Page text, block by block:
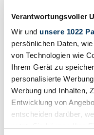
Verantwortungsvoller
Wir und unsere 1022
persönlichen Daten,
von Technologien wie
Ihrem Gerät zu
personalisierte
Werbung und Inhalten,
Entwicklung von
entscheiden darüber,